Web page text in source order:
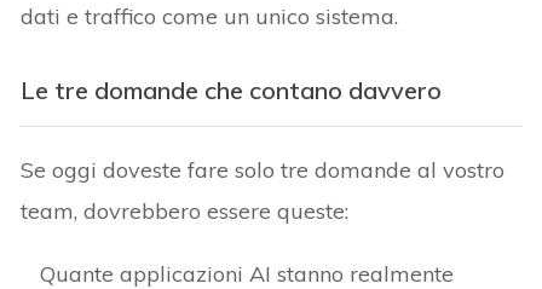
dati e traffico come un unico sistema.
Le tre domande che contano davvero
Se oggi doveste fare solo tre domande al vostro
team, dovrebbero essere queste:
Quante applicazioni AI stanno realmente